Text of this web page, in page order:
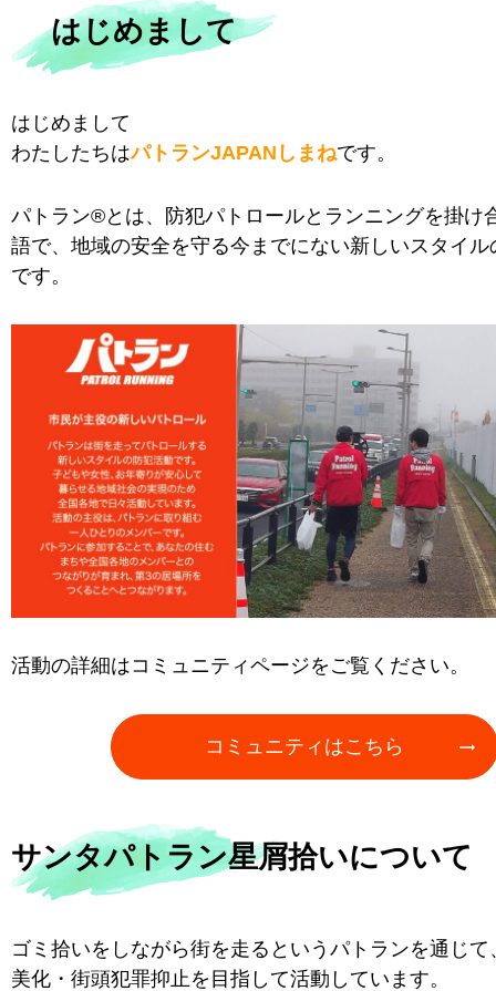
はじめまして
はじめまして
わたしたちはパトランJAPANしまねです。
パトラン®とは、防犯パトロールとランニングを掛け
語で、地域の安全を守る今までにない新しいスタイル
です。
活動の詳細はコミュニティページをご覧ください。
コミュニティはこちら
サンタパトラン星屑拾いについて
ゴミ拾いをしながら街を走るというパトランを通じて
美化・街頭犯罪抑止を目指して活動しています。